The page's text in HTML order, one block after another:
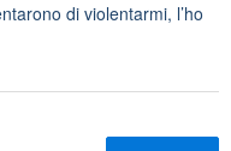
di violentarmi, l’ho